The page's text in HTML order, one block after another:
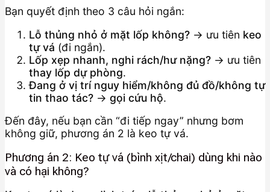
Bạn quyết định theo 3 câu hỏi ngắn:
Lỗ thủng nhỏ ở mặt lốp không? → ưu tiên keo
tự vá (đi ngắn).
Lốp xẹp nhanh, nghi rách/hư nặng? → ưu tiên
thay lốp dự phòng.
Đang ở vị trí nguy hiểm/không đủ đồ/không tự
tin thao tác? → gọi cứu hộ.
Đến đây, nếu bạn cần “đi tiếp ngay” nhưng bơm
không giữ, phương án 2 là keo tự vá.
Phương án 2: Keo tự vá (bình xịt/chai) dùng khi nào
và có hại không?